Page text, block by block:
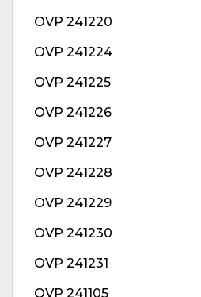
OVP 241220
OVP 241224
OVP 241225
OVP 241226
OVP 241227
OVP 241228
OVP 241229
OVP 241230
OVP 241231
OVP 241105